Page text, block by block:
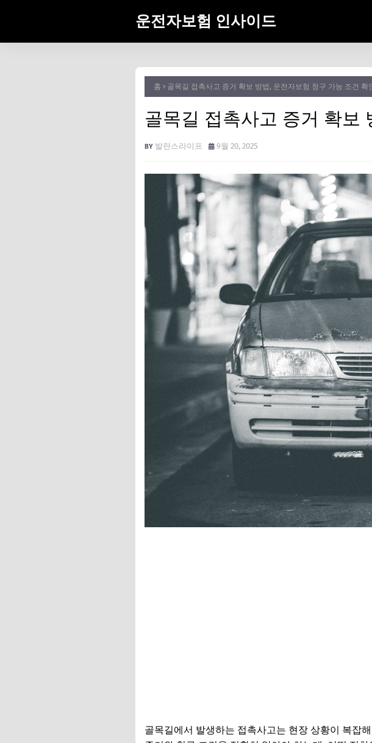
운전자보험 인사이드
홈 골목길 접촉사고 증거 확보 방법, 운전자보험 청구 가능 조건 확
골목길 접촉사고 증거 확보
발란스라이프 9월 20, 2025
골목길에서 발생하는 접촉사고는 현장 상황이 복잡